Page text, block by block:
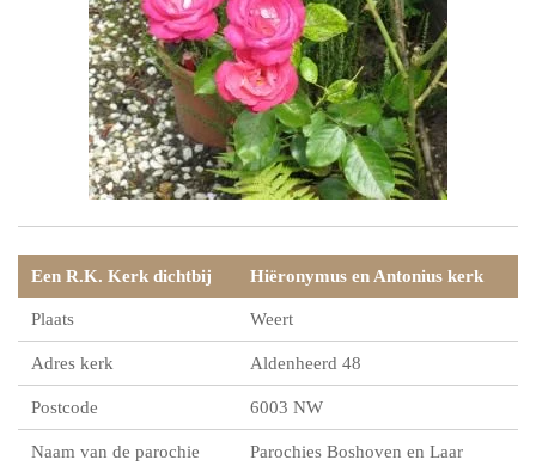
Een R.K. Kerk dichtbij Hiëronymus en Antonius kerk
Plaats Weert
Adres kerk Aldenheerd 48
Postcode 6003 NW
Naam van de parochie Parochies Boshoven en Laar